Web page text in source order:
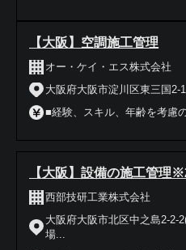
【大阪】空調施工管理
オー・ケイ・エス株式会社
大阪府大阪市淀川区東三国2-
■経験、スキル、年齢を考慮
【大阪】設備の施工管理
西部技研工業株式会社
大阪府大阪市北区中之島2-2-
場...